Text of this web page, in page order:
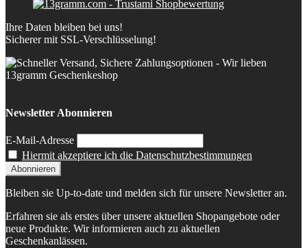
Ihre Daten bleiben bei uns!
Sicherer mit SSL-Verschlüsselung!
Newsletter Abonnieren
E-Mail-Adresse
Hiermit akzeptiere ich die Datenschutzbestimmungen
Bleiben sie Up-to-date und melden sich für unsere Newsletter an.
Erfahren sie als erstes über unsere aktuellen Shopangebote oder
neue Produkte. Wir informieren auch zu aktuellen
Geschenkanlässen.